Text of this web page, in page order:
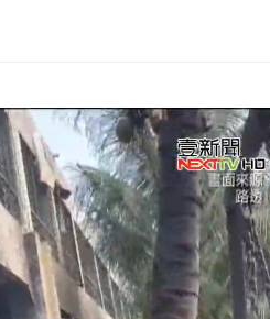
」、「客家攪福」...
中以北 不排除明...